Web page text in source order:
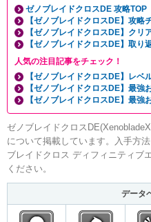
ゼノブレイドクロスDE 攻略TOP
【ゼノブレイドクロスDE】攻略
【ゼノブレイドクロスDE】クリ
【ゼノブレイドクロスDE】取り
人気の注目記事をチェック！
【ゼノブレイドクロスDE】レベ
【ゼノブレイドクロスDE】最強
【ゼノブレイドクロスDE】最強
ゼノブレイドクロス
について掲載しています。入手方
ブレイドクロス ディフィニティブ
ください。
データ